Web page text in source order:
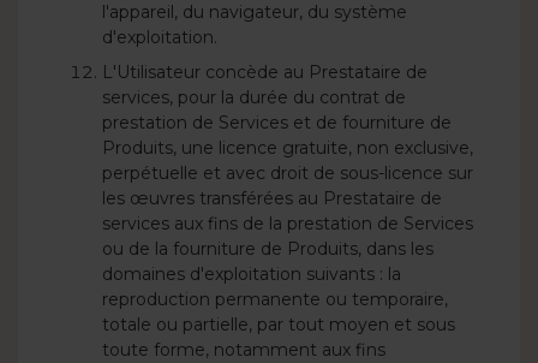
l'appareil, du navigateur, du système
d'exploitation.
L'Utilisateur concède au Prestataire de
services, pour la durée du contrat de
prestation de Services et de fourniture de
Produits, une licence gratuite, non exclusive,
perpétuelle et avec droit de sous-licence sur
les œuvres transférées au Prestataire de
services aux fins de la prestation de Services
ou de la fourniture de Produits, dans les
domaines d'exploitation suivants : la
reproduction permanente ou temporaire,
totale ou partielle, par tout moyen et sous
toute forme, notamment aux fins